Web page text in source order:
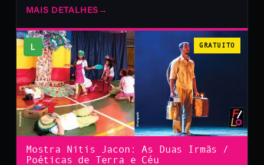
MAIS DETALHES →
L GRATUITO
Mostra Nitis Jacon: As Duas Irmãs /
Poéticas de Terra e Céu